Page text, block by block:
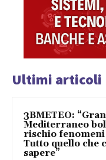
Ultimi articoli
3BMETEO:
Mediterraneo
rischio
Tutto quello che
sapere”